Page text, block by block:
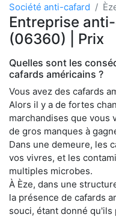
Société anti-cafard
Entreprise
(06360) | Prix
Quelles sont les
cafards américains ?
Vous avez des cafards
Alors il y a de fortes
marchandises que vous
de gros manques à
Dans une demeure, les
vos vivres, et les
multiples microbes.
À Èze, dans une
la présence de cafards
souci, étant donné